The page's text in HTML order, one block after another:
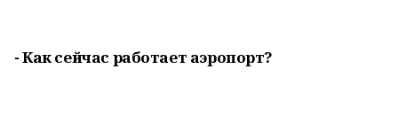
- Как сейчас работает аэропорт?